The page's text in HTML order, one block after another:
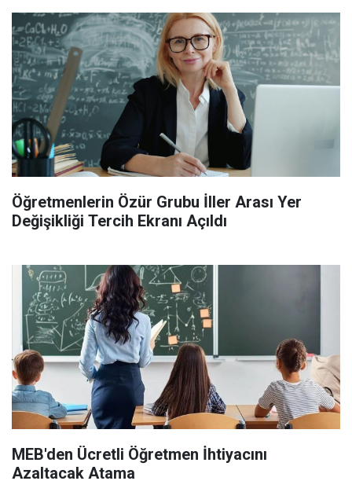
Öğretmenlerin Özür Grubu İller Arası Yer
Değişikliği Tercih Ekranı Açıldı
MEB'den Ücretli Öğretmen İhtiyacını
Azaltacak Atama